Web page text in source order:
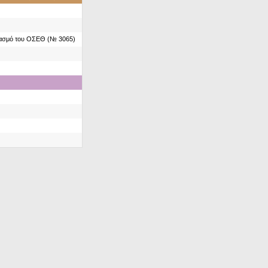
του ΟΣΕΘ (№ 3065)